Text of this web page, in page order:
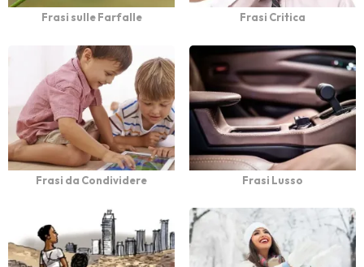
Frasi sulle Farfalle Frasi Critica
Frasi da Condividere Frasi Lusso